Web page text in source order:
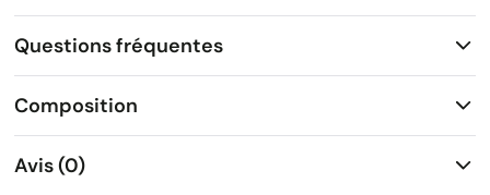
Questions fréquentes
Composition
Avis (0)